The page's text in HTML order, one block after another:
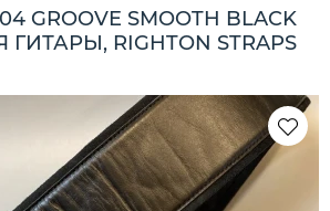
GROOVE SMOOTH BLACK
RIGHTON STRAPS